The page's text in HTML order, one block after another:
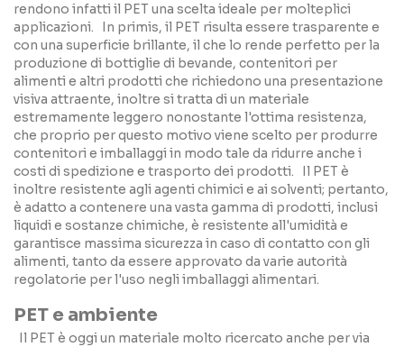
rendono infatti il PET una scelta ideale per molteplici
applicazioni. In primis, il PET risulta essere trasparente e
con una superficie brillante, il che lo rende perfetto per la
produzione di bottiglie di bevande, contenitori per
alimenti e altri prodotti che richiedono una presentazione
visiva attraente, inoltre si tratta di un materiale
estremamente leggero nonostante l'ottima resistenza,
che proprio per questo motivo viene scelto per produrre
contenitori e imballaggi in modo tale da ridurre anche i
costi di spedizione e trasporto dei prodotti. Il PET è
inoltre resistente agli agenti chimici e ai solventi; pertanto,
è adatto a contenere una vasta gamma di prodotti, inclusi
liquidi e sostanze chimiche, è resistente all'umidità e
garantisce massima sicurezza in caso di contatto con gli
alimenti, tanto da essere approvato da varie autorità
regolatorie per l'uso negli imballaggi alimentari.
PET e ambiente
Il PET è oggi un materiale molto ricercato anche per via